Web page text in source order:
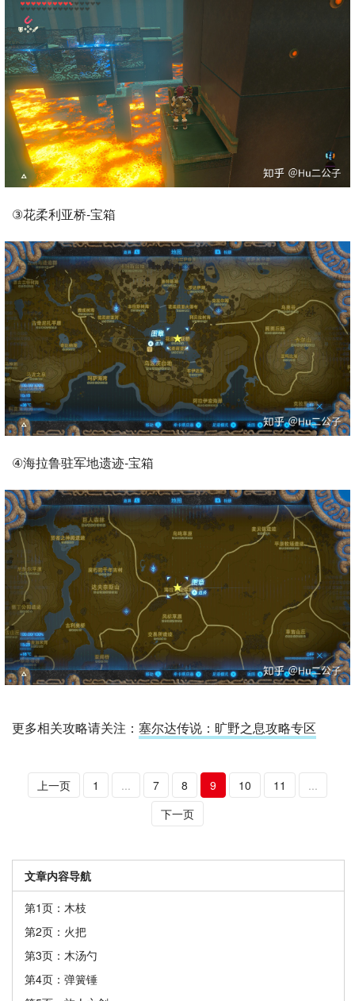
③花柔利亚桥-宝箱
④海拉鲁驻军地遗迹-宝箱
更多相关攻略请关注： 塞尔达传说：旷野之息攻略专区
上一页 1 ... 7 8 9 10 11
...
下一页
文章内容导航
第1页：木枝
第2页：火把
第3页：木汤勺
第4页：弹簧锤